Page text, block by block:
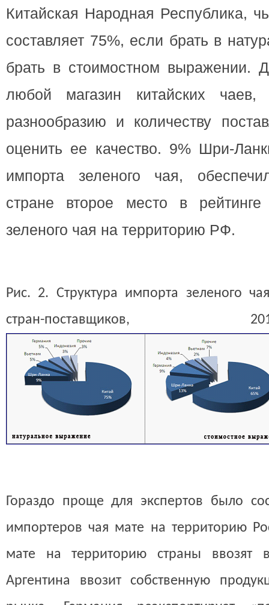
Китайская Народная Республика,
составляет 75%, если брать в
брать в стоимостном выражении.
любой магазин китайских чаев,
разнообразию и количеству
оценить ее качество. 9% Шри-
импорта зеленого чая,
стране второе место в рейтинге
зеленого чая на территорию РФ.
Рис. 2. Структура импорта зеленого
стран-
Гораздо проще для экспертов было
импортеров чая мате на территорию
мате на территорию страны ввозят
Аргентина ввозит собственную